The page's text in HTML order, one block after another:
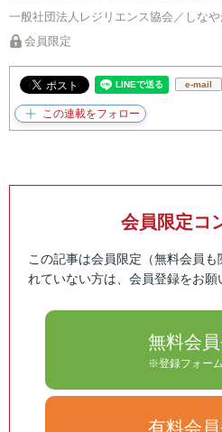
一般社団法人レジリエンス協会／しな
会員限定
e-mail
会員限定コ
この記事は会員限定（無料会員
れていない方は、会員登録をお願
無料会
※登録フォー
有料会